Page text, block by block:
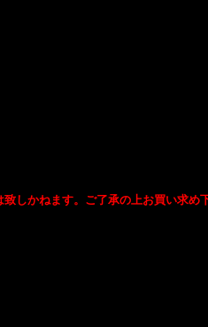
しかねます。ご了承の上お買い求め